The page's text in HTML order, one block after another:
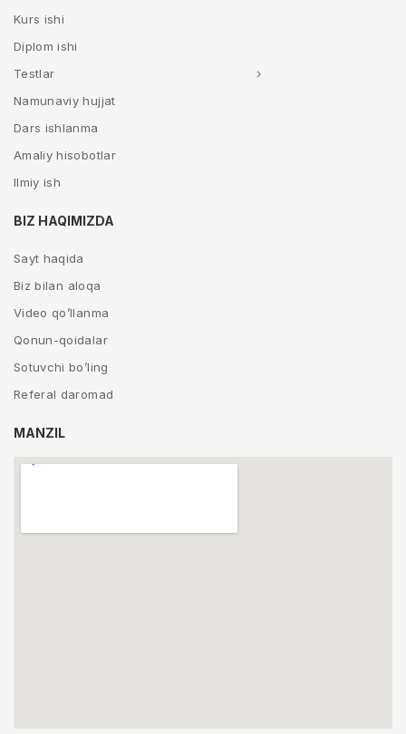
Kurs ishi
Diplom ishi
Testlar
Namunaviy hujjat
Dars ishlanma
Amaliy hisobotlar
Ilmiy ish
BIZ HAQIMIZDA
Sayt haqida
Biz bilan aloqa
Video qo’llanma
Qonun-qoidalar
Sotuvchi bo’ling
Referal daromad
MANZIL